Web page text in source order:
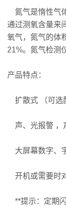
氮气是惰性气
通过测氧含量来
氧气，氮气的体
21%。氮气检测
产品特点：
扩散式 （可选
声、光报警 ，
大屏幕数字、
开机或需要时
**提示：定期